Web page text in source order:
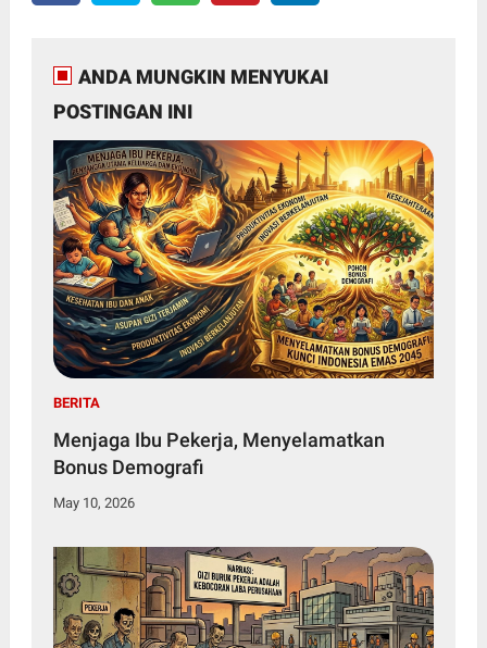
ANDA MUNGKIN MENYUKAI
POSTINGAN INI
BERITA
Menjaga Ibu Pekerja, Menyelamatkan
Bonus Demografi
May 10, 2026